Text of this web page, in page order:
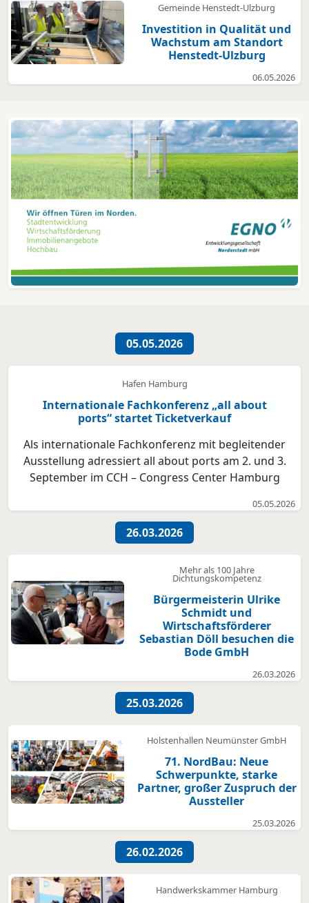
Gemeinde Henstedt-Ulzburg
Investition in Qualität und
Wachstum am Standort
Henstedt-Ulzburg
06.05.2026
05.05.2026
Hafen Hamburg
Internationale Fachkonferenz „all about
ports“ startet Ticketverkauf
Als internationale Fachkonferenz mit begleitender
Ausstellung adressiert all about ports am 2. und 3.
September im CCH – Congress Center Hamburg
zur maritimen Weltleitmesse SMM. Das Programm
steht fest, der Ticketverkauf hat begonnen. Zwei
Tage, d...
05.05.2026
26.03.2026
Mehr als 100 Jahre
Dichtungskompetenz
Bürgermeisterin Ulrike
Schmidt und
Wirtschaftsförderer
Sebastian Döll besuchen die
Bode GmbH
26.03.2026
25.03.2026
Holstenhallen Neumünster GmbH
71. NordBau: Neue
Schwerpunkte, starke
Partner, großer Zuspruch der
Aussteller
25.03.2026
26.02.2026
Handwerkskammer Hamburg